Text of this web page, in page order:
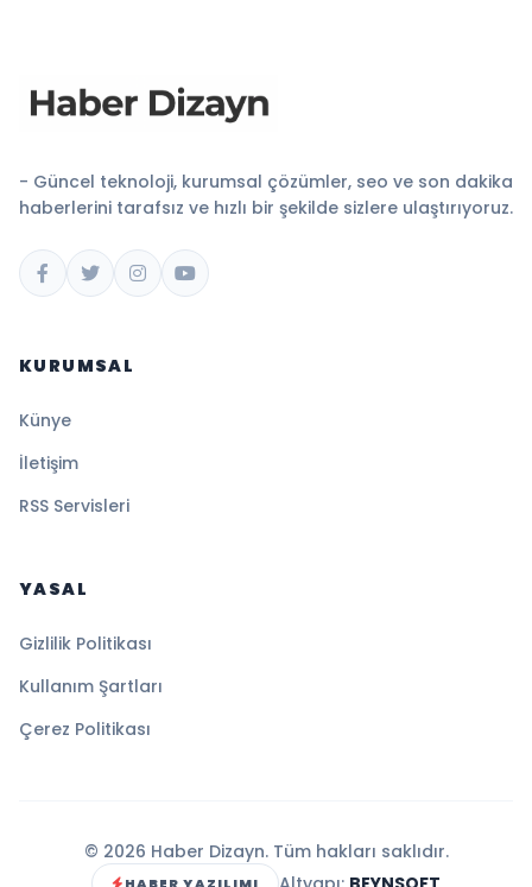
- Güncel teknoloji, kurumsal çözümler, seo ve son dakika
haberlerini tarafsız ve hızlı bir şekilde sizlere ulaştırıyoruz.
KURUMSAL
Künye
İletişim
RSS Servisleri
YASAL
Gizlilik Politikası
Kullanım Şartları
Çerez Politikası
© 2026 Haber Dizayn. Tüm hakları saklıdır.
HABER YAZILIMI